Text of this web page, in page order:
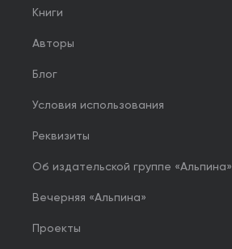
Книги
Авторы
Блог
Условия использования
Реквизиты
Об издательской группе «Альпина»
Вечерняя «Альпина»
Проекты